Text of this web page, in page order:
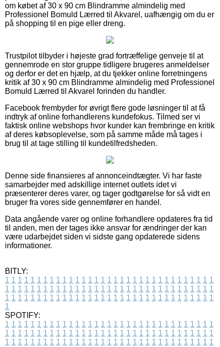
om købet af 30 x 90 cm Blindramme almindelig med
Professionel Bomuld Lærred til Akvarel, uafhængig om du er
på shopping til en pige eller dreng.
Trustpilot tilbyder i højeste grad fortræffelige genveje til at
gennemrode en stor gruppe tidligere brugeres anmeldelser
og derfor er det en hjælp, at du tjekker online forretningens
kritik af 30 x 90 cm Blindramme almindelig med Professionel
Bomuld Lærred til Akvarel forinden du handler.
Facebook frembyder for øvrigt flere gode løsninger til at få
indtryk af online forhandlerens kundefokus. Tilmed ser vi
faktisk online webshops hvor kunder kan frembringe en kritik
af deres købsoplevelse, som på samme måde må tages i
brug til at tage stilling til kundetilfredsheden.
Denne side finansieres af annonceindtægter. Vi har faste
samarbejder med adskillige internet outlets idet vi
præsenterer deres varer, og tager godtgørelse for så vidt en
bruger fra vores side gennemfører en handel.
Data angående varer og online forhandlere opdateres fra tid
til anden, men der tages ikke ansvar for ændringer der kan
være udarbejdet siden vi sidste gang opdaterede sidens
informationer.
BITLY:
1 1 1 1 1 1 1 1 1 1 1 1 1 1 1 1 1 1 1 1 1 1 1 1 1 1 1 1 1 1 1 1 1
1 1 1 1 1 1 1 1 1 1 1 1 1 1 1 1 1 1 1 1 1 1 1 1 1 1 1 1 1 1 1 1 1
1 1 1 1 1 1 1 1 1 1 1 1 1 1 1 1 1 1 1 1 1 1 1 1 1 1 1 1 1 1 1 1 1
1
SPOTIFY:
1 1 1 1 1 1 1 1 1 1 1 1 1 1 1 1 1 1 1 1 1 1 1 1 1 1 1 1 1 1 1 1 1
1 1 1 1 1 1 1 1 1 1 1 1 1 1 1 1 1 1 1 1 1 1 1 1 1 1 1 1 1 1 1 1 1
1 1 1 1 1 1 1 1 1 1 1 1 1 1 1 1 1 1 1 1 1 1 1 1 1 1 1 1 1 1 1 1 1